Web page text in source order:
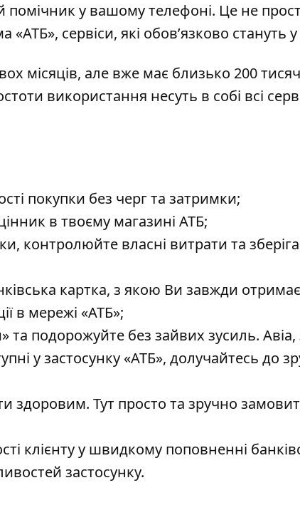
помічник у вашому телефоні. Це не
сервіси, які обов’язково стануть у
місяців, але вже має близько 200
використання несуть в собі всі
покупки без черг та затримки;
в твоєму магазині АТБ;
контролюйте власні витрати та
картка, з якою Ви завжди
в мережі «АТБ»;
та подорожуйте без зайвих зусиль. Авіа,
у застосунку «АТБ», долучайтесь до
здоровим. Тут просто та зручно
клієнту у швидкому поповненні
застосунку.